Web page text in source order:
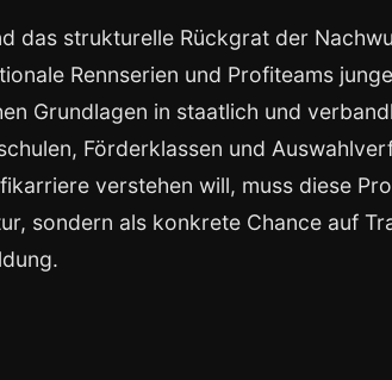
das strukturelle Rückgrat der
Rennserien und Profiteams
Grundlagen in staatlich und
Förderklassen und
verstehen will, muss diese
sondern als konkrete Chance auf